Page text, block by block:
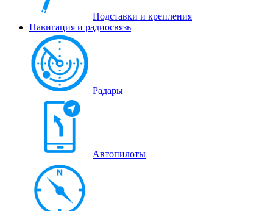
Подставки и крепления
Навигация и радиосвязь
Радары
Автопилоты